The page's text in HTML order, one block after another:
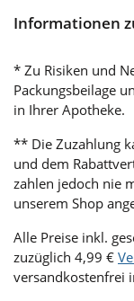
Informationen
* Zu Risiken und
Packungsbeilage
in Ihrer Apotheke.
** Die Zuzahlung
und dem
zahlen jedoch nie
unserem Shop
Alle Preise inkl.
zuzüglich 4,99 €
versandkostenfrei